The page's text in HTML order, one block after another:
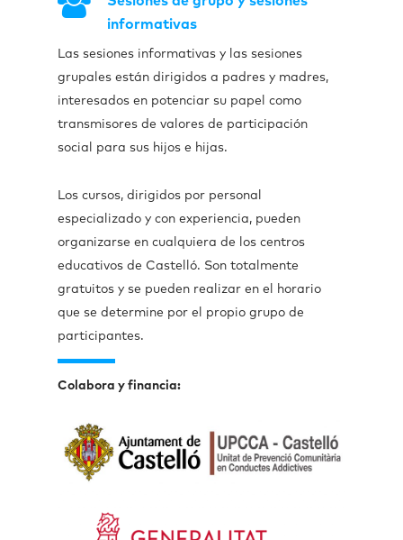
informativas
Las sesiones informativas y las sesiones
grupales están dirigidos a padres y madres,
interesados en potenciar su papel como
transmisores de valores de participación
social para sus hijos e hijas.
Los cursos, dirigidos por personal
especializado y con experiencia, pueden
organizarse en cualquiera de los centros
educativos de Castelló. Son totalmente
gratuitos y se pueden realizar en el horario
que se determine por el propio grupo de
participantes.
Colabora y financia: